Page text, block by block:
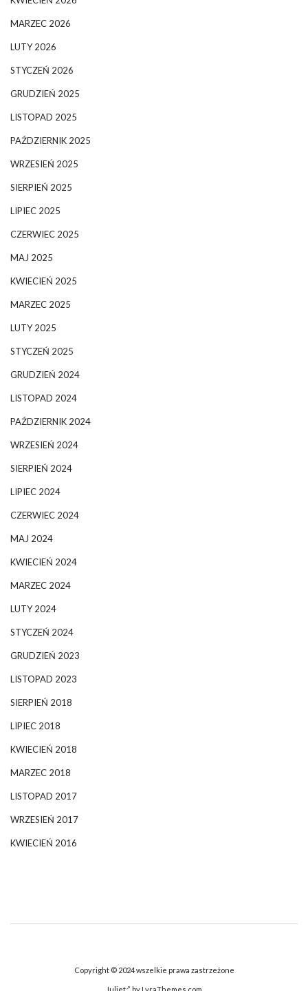
MARZEC 2026
LUTY 2026
STYCZEŃ 2026
GRUDZIEŃ 2025
LISTOPAD 2025
PAŹDZIERNIK 2025
WRZESIEŃ 2025
SIERPIEŃ 2025
LIPIEC 2025
CZERWIEC 2025
MAJ 2025
KWIECIEŃ 2025
MARZEC 2025
LUTY 2025
STYCZEŃ 2025
GRUDZIEŃ 2024
LISTOPAD 2024
PAŹDZIERNIK 2024
WRZESIEŃ 2024
SIERPIEŃ 2024
LIPIEC 2024
CZERWIEC 2024
MAJ 2024
KWIECIEŃ 2024
MARZEC 2024
LUTY 2024
STYCZEŃ 2024
GRUDZIEŃ 2023
LISTOPAD 2023
SIERPIEŃ 2018
LIPIEC 2018
KWIECIEŃ 2018
MARZEC 2018
LISTOPAD 2017
WRZESIEŃ 2017
KWIECIEŃ 2016
Copyright © 2024 wszelkie prawa zastrzeżone